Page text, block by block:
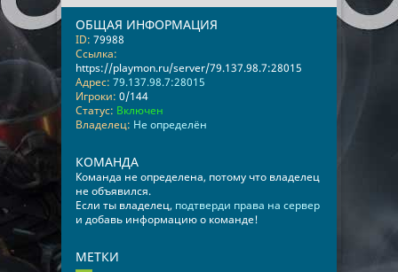
ОБЩАЯ ИНФОРМАЦИЯ
ID: 79988
Ссылка:
https://playmon.ru/server/79.137.98.7:28015
Адрес: 79.137.98.7:28015
Игроки: 0/144
Статус: Включен
Владелец: Не определён
КОМАНДА
Команда не определена, потому что владелец
не объявился.
Если ты владелец, подтверди права на сервер
и добавь информацию о команде!
МЕТКИ